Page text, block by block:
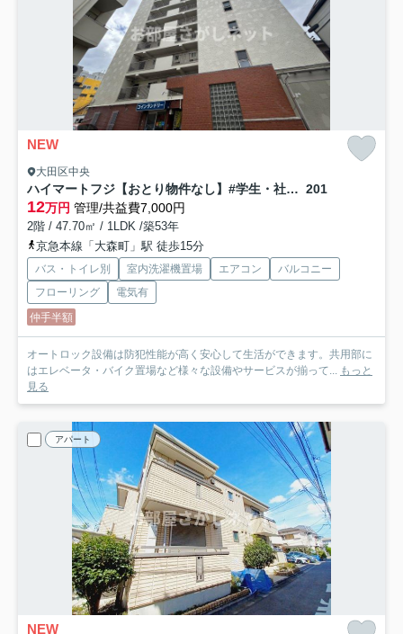
NEW
大田区中央
ハイマートフジ【おとり物件なし】#学生・社会人にオススメ！初期費用分割払いOK！ 201
12万円 管理/共益費7,000円
2階 / 47.70㎡ / 1LDK /築53年
京急本線「大森町」駅 徒歩15分
バス・トイレ別 室内洗濯機置場 エアコン
バルコニー
フローリング
電気有
仲手半額
オートロック設備は防犯性能が高く安心して生活ができます。共用部に
はエレベータ・バイク置場など様々な設備やサービスが揃って... もっと
見る
アパート
NEW